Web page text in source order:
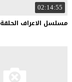
02:14:55
مسلسل الاعراف الحلقة